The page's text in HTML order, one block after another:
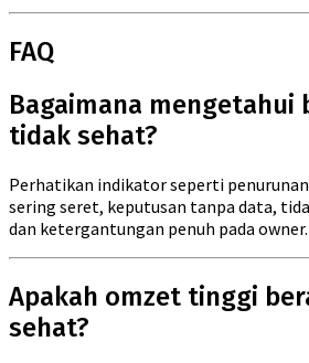
FAQ
Bagaimana mengetahui
tidak sehat?
Perhatikan indikator seperti
sering seret, keputusan tanpa data,
dan ketergantungan penuh pada owner.
Apakah omzet tinggi
sehat?